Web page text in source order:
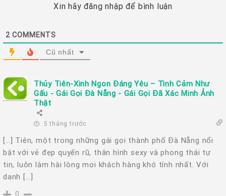
Xin hãy đăng nhập để bình luận
2 COMMENTS
Cũ nhất
Thủy Tiên-Xinh Ngon Đáng Yêu – Tình Cảm Như
Gấu - Gái Gọi Đà Nẵng - Gái Gọi Đã Xác Minh Ảnh
Thật
5 tháng trước
[…] Tiên, một trong những gái gọi thành phố Đà Nẵng nổi
bật với vẻ đẹp quyến rũ, thân hình sexy và phong thái tự
tin, luôn làm hài lòng mọi khách hàng khó tính nhất. Với
danh […]
0